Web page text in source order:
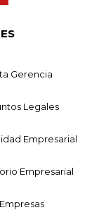
Gerencia
Legales
Empresarial
Empresarial
Empresas